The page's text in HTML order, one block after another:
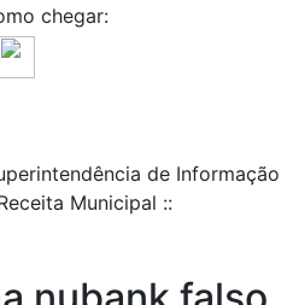
chegar:
de Informação
Municipal ::